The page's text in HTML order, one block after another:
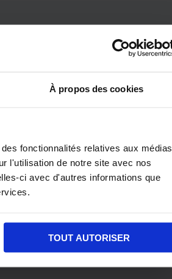
À propos des cookies
fonctionnalités relatives aux médias
l'utilisation de notre site avec nos
ci avec d'autres informations que
TOUT AUTORISER